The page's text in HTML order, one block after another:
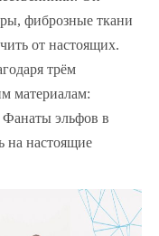
фиброзные ткани
от настоящих.
трём
материалам:
эльфов в
на настоящие